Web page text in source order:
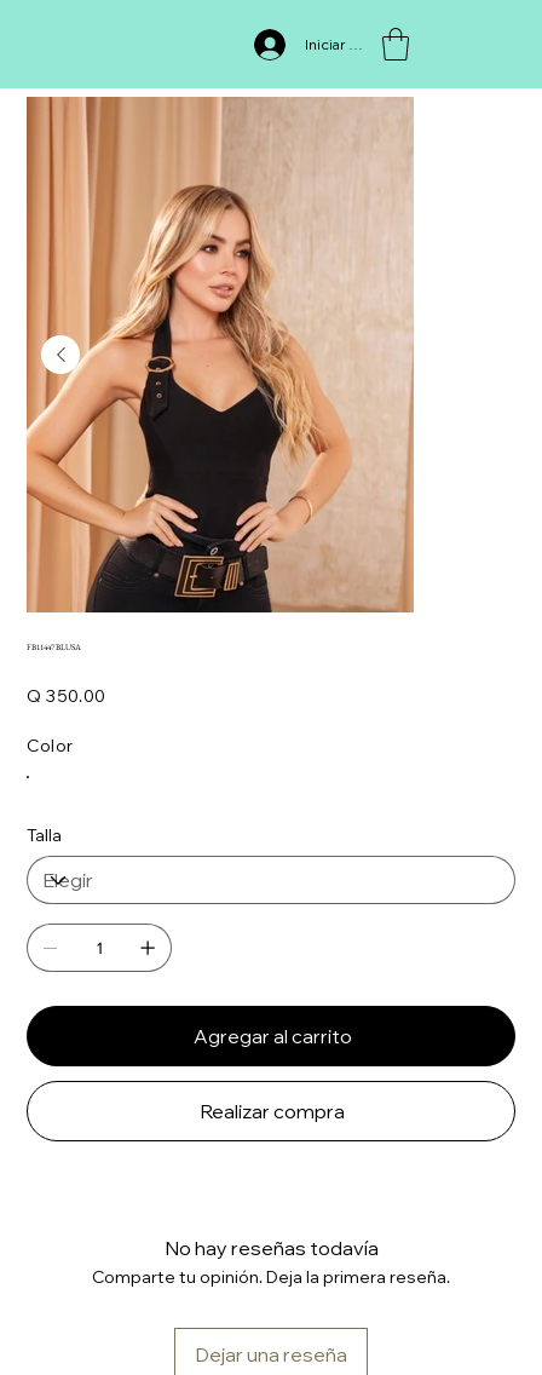
Iniciar sesión
FB11447 BLUSA
Q 350.00
Color
Talla
Agregar al carrito
Realizar compra
No hay reseñas todavía
Comparte tu opinión. Deja la primera reseña.
Dejar una reseña